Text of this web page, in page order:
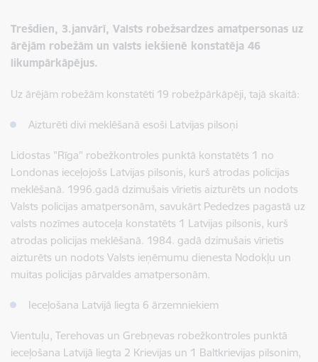
Trešdien, 3.janvārī, Valsts robežsardzes amatpersonas uz
ārējām robežām un valsts iekšienē konstatēja 46
likumpārkāpējus.
Uz ārējām robežām konstatēti 19 robežpārkāpēji, tajā skaitā:
Aizturēti divi meklēšanā esoši Latvijas pilsoņi
Lidostas "Rīga" robežkontroles punktā konstatēts 1 no
Londonas ieceļojošs Latvijas pilsonis, kurš atrodas policijas
meklēšanā. 1996.gadā dzimušais vīrietis aizturēts un nodots
Valsts policijas amatpersonām, savukārt Pededzes pagastā uz
valsts nozīmes autoceļa konstatēts 1 Latvijas pilsonis, kurš
atrodas policijas meklēšanā. 1984. gadā dzimušais vīrietis
aizturēts un nodots Valsts ieņēmumu dienesta Nodokļu un
muitas policijas pārvaldes amatpersonām.
Ieceļošana Latvijā liegta 6 ārzemniekiem
Vientuļu, Terehovas un Grebņevas robežkontroles punktā
ieceļošana Latvijā liegta 2 Krievijas un 1 Baltkrievijas pilsonim,